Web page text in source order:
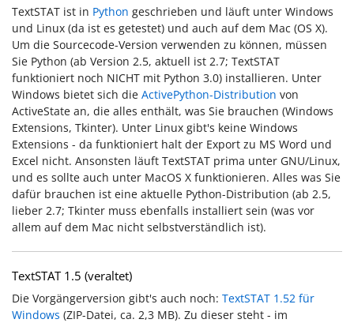
TextSTAT ist in Python geschrieben und läuft unter Windows
und Linux (da ist es getestet) und auch auf dem Mac (OS X).
Um die Sourcecode-Version verwenden zu können, müssen
Sie Python (ab Version 2.5, aktuell ist 2.7; TextSTAT
funktioniert noch NICHT mit Python 3.0) installieren. Unter
Windows bietet sich die ActivePython-Distribution von
ActiveState an, die alles enthält, was Sie brauchen (Windows
Extensions, Tkinter). Unter Linux gibt's keine Windows
Extensions - da funktioniert halt der Export zu MS Word und
Excel nicht. Ansonsten läuft TextSTAT prima unter GNU/Linux,
und es sollte auch unter MacOS X funktionieren. Alles was Sie
dafür brauchen ist eine aktuelle Python-Distribution (ab 2.5,
lieber 2.7; Tkinter muss ebenfalls installiert sein (was vor
allem auf dem Mac nicht selbstverständlich ist).
TextSTAT 1.5 (veraltet)
Die Vorgängerversion gibt's auch noch: TextSTAT 1.52 für
Windows (ZIP-Datei, ca. 2,3 MB). Zu dieser steht - im